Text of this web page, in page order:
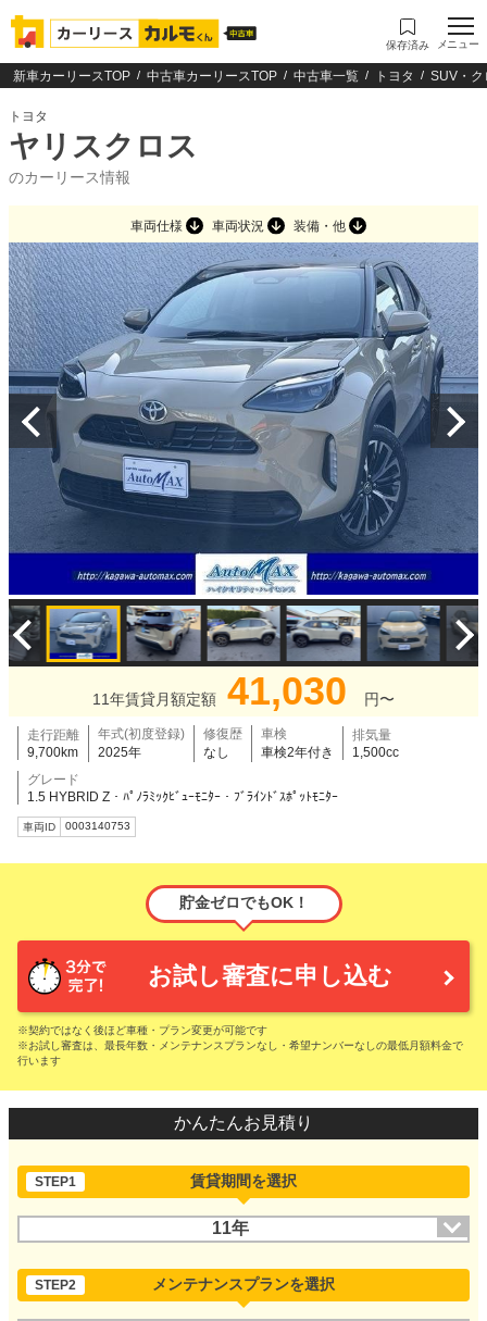
保存済み メニュー
新車カーリースTOP 中古車カーリースTOP 中古車一覧 トヨタ SUV・ク
トヨタ
ヤリスクロス
のカーリース情報
車両仕様 車両状況 装備・他
11年賃貸月額定額 41,030 円〜
走行距離
9,700km
年式(初度登録)
2025年
修復歴
なし
車検
車検2年付き
排気量
1,500cc
グレード
1.5 HYBRID Z・ﾊﾟﾉﾗﾐｯｸﾋﾞｭｰﾓﾆﾀｰ・ﾌﾞﾗｲﾝﾄﾞｽﾎﾟｯﾄﾓﾆﾀｰ
車両ID 0003140753
貯金ゼロでもOK！
お試し審査に申し込む
※契約ではなく後ほど車種・プラン変更が可能です
※お試し審査は、最長年数・メンテナンスプランなし・希望ナンバーなしの最低月額料金で
行います
かんたんお見積り
STEP1 賃貸期間を選択
11年
STEP2 メンテナンスプランを選択